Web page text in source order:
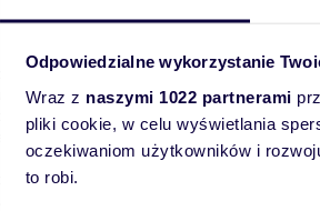
Odpowiedzialne wykorzystanie
Wraz z naszymi 1022 partnerami
pliki cookie, w celu wyświetlania
oczekiwaniom użytkowników i
to robi.
się region z rosnącym popytem na
i funkcjonalny układ osiedla
poszukujących gotowych
– sprawdzona lokalizacja, przemyślany